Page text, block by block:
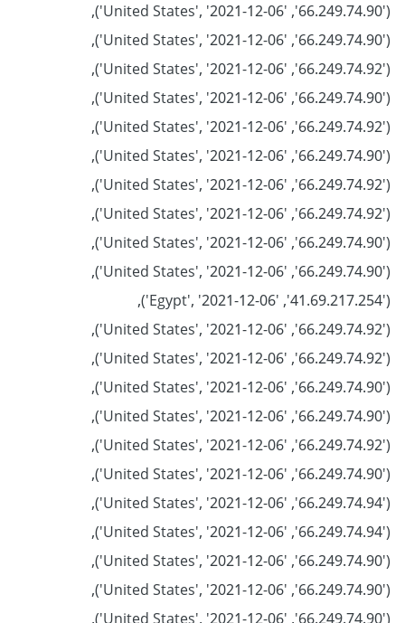
('66.249.74.90', 'United States', '2021-12-06'),
('66.249.74.90', 'United States', '2021-12-06'),
('66.249.74.92', 'United States', '2021-12-06'),
('66.249.74.90', 'United States', '2021-12-06'),
('66.249.74.92', 'United States', '2021-12-06'),
('66.249.74.90', 'United States', '2021-12-06'),
('66.249.74.92', 'United States', '2021-12-06'),
('66.249.74.92', 'United States', '2021-12-06'),
('66.249.74.90', 'United States', '2021-12-06'),
('66.249.74.90', 'United States', '2021-12-06'),
('41.69.217.254', 'Egypt', '2021-12-06'),
('66.249.74.92', 'United States', '2021-12-06'),
('66.249.74.92', 'United States', '2021-12-06'),
('66.249.74.90', 'United States', '2021-12-06'),
('66.249.74.90', 'United States', '2021-12-06'),
('66.249.74.92', 'United States', '2021-12-06'),
('66.249.74.90', 'United States', '2021-12-06'),
('66.249.74.94', 'United States', '2021-12-06'),
('66.249.74.94', 'United States', '2021-12-06'),
('66.249.74.90', 'United States', '2021-12-06'),
('66.249.74.90', 'United States', '2021-12-06'),